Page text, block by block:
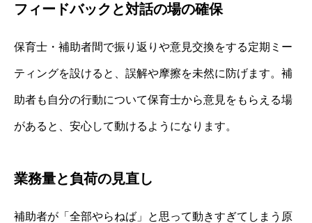
フィードバックと対話の場の確保
保育士・補助者間で振り返りや意見交換をする定期ミー
ティングを設けると、誤解や摩擦を未然に防げます。補
助者も自分の行動について保育士から意見をもらえる場
があると、安心して動けるようになります。
業務量と負荷の見直し
補助者が「全部やらねば」と思って動きすぎてしまう原